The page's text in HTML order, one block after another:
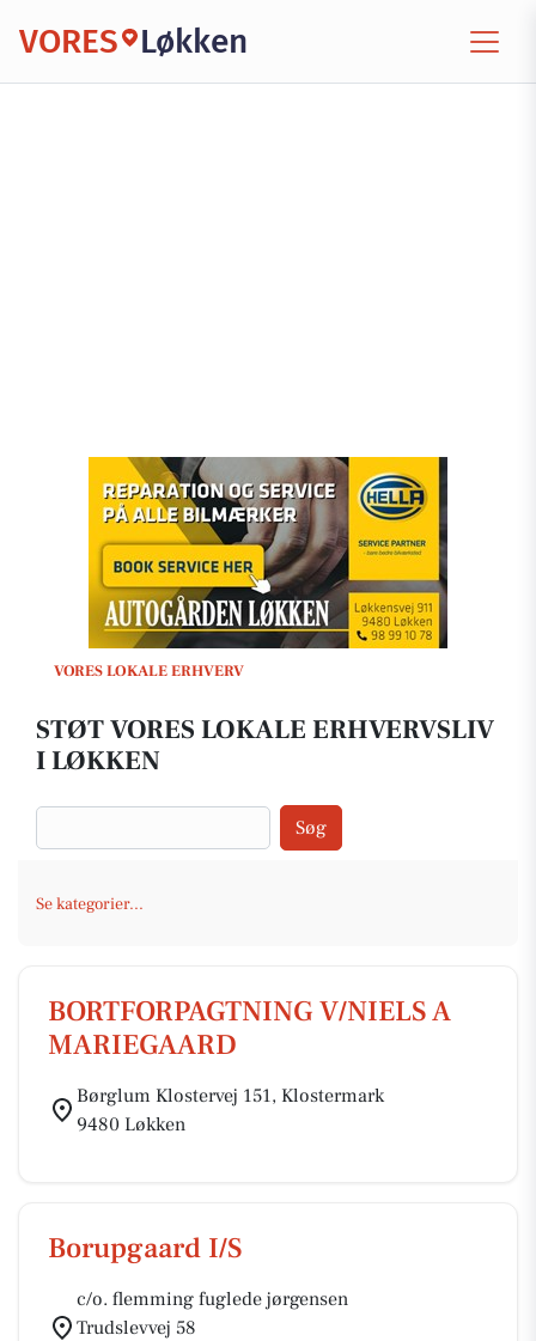
VORES Løkken
VORES LOKALE ERHVERV
STØT VORES LOKALE ERHVERVSLIV
I LØKKEN
Søg
Se kategorier...
BORTFORPAGTNING V/NIELS A
MARIEGAARD
Børglum Klostervej 151, Klostermark
9480 Løkken
Borupgaard I/S
c/o. flemming fuglede jørgensen
Trudslevvej 58